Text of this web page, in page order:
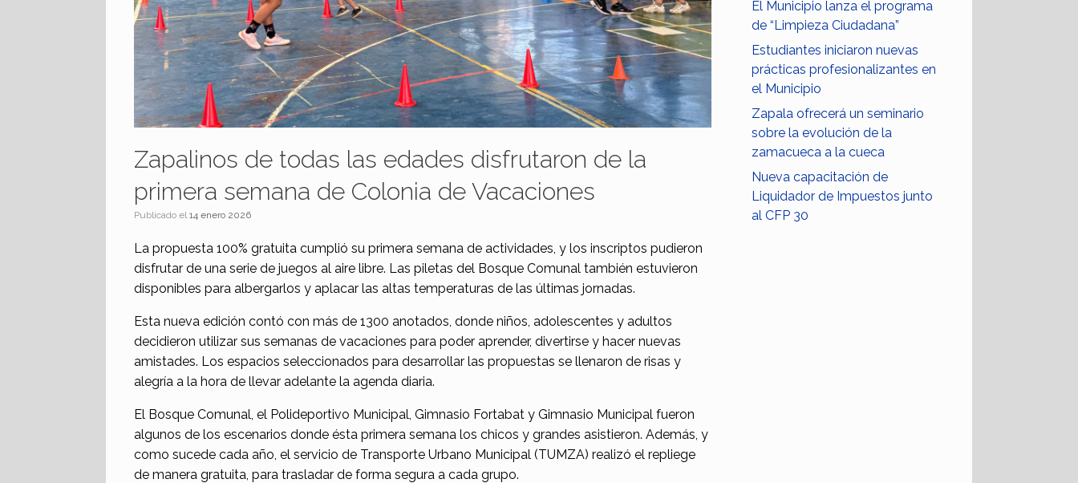
Zapalinos de todas las edades disfrutaron de la
primera semana de Colonia de Vacaciones
Publicado el14 enero 2026
La propuesta 100% gratuita cumplió su primera semana de actividades, y los inscriptos pudieron
disfrutar de una serie de juegos al aire libre. Las piletas del Bosque Comunal también estuvieron
disponibles para albergarlos y aplacar las altas temperaturas de las últimas jornadas.
Esta nueva edición contó con más de 1300 anotados, donde niños, adolescentes y adultos
decidieron utilizar sus semanas de vacaciones para poder aprender, divertirse y hacer nuevas
amistades. Los espacios seleccionados para desarrollar las propuestas se llenaron de risas y
alegría a la hora de llevar adelante la agenda diaria.
El Bosque Comunal, el Polideportivo Municipal, Gimnasio Fortabat y Gimnasio Municipal fueron
algunos de los escenarios donde ésta primera semana los chicos y grandes asistieron. Además, y
como sucede cada año, el servicio de Transporte Urbano Municipal (TUMZA) realizó el repliege
de manera gratuita, para trasladar de forma segura a cada grupo.
El Municipio lanza el programa
de “Limpieza Ciudadana”
Estudiantes iniciaron nuevas
prácticas profesionalizantes en
el Municipio
Zapala ofrecerá un seminario
sobre la evolución de la
zamacueca a la cueca
Nueva capacitación de
Liquidador de Impuestos junto
al CFP 30